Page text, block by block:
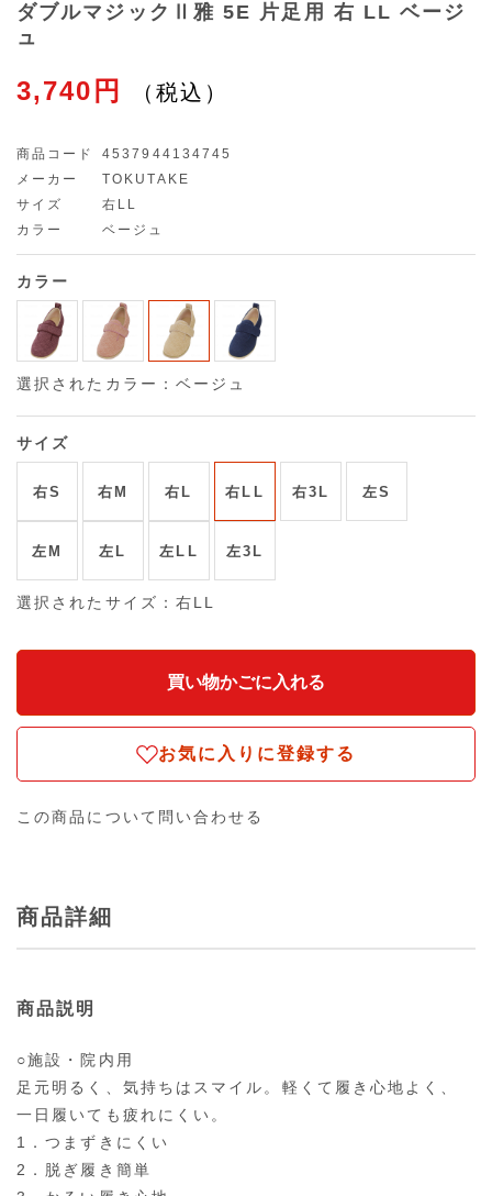
ダブルマジックⅡ雅 5E 片足用 右 LL ベージ
ュ
3,740円
商品コード
4537944134745
メーカー
TOKUTAKE
サイズ
右LL
カラー
ベージュ
カラー
選択されたカラー：ベージュ
サイズ
右S 右M 右L 右LL 右3L 左S
左M 左L 左LL 左3L
選択されたサイズ：右LL
お気に入りに登録する
この商品について問い合わせる
商品詳細
商品説明
○施設・院内用
足元明るく、気持ちはスマイル。軽くて履き心地よく、
一日履いても疲れにくい。
1．つまずきにくい
2．脱ぎ履き簡単